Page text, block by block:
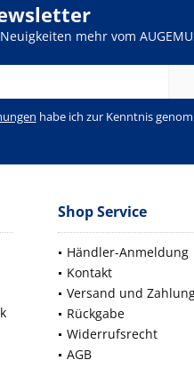
mehr vom
habe ich zur Kenntnis
Shop Service
Händler-Anmeldung
Kontakt
Versand und
Rückgabe
Widerrufsrecht
AGB